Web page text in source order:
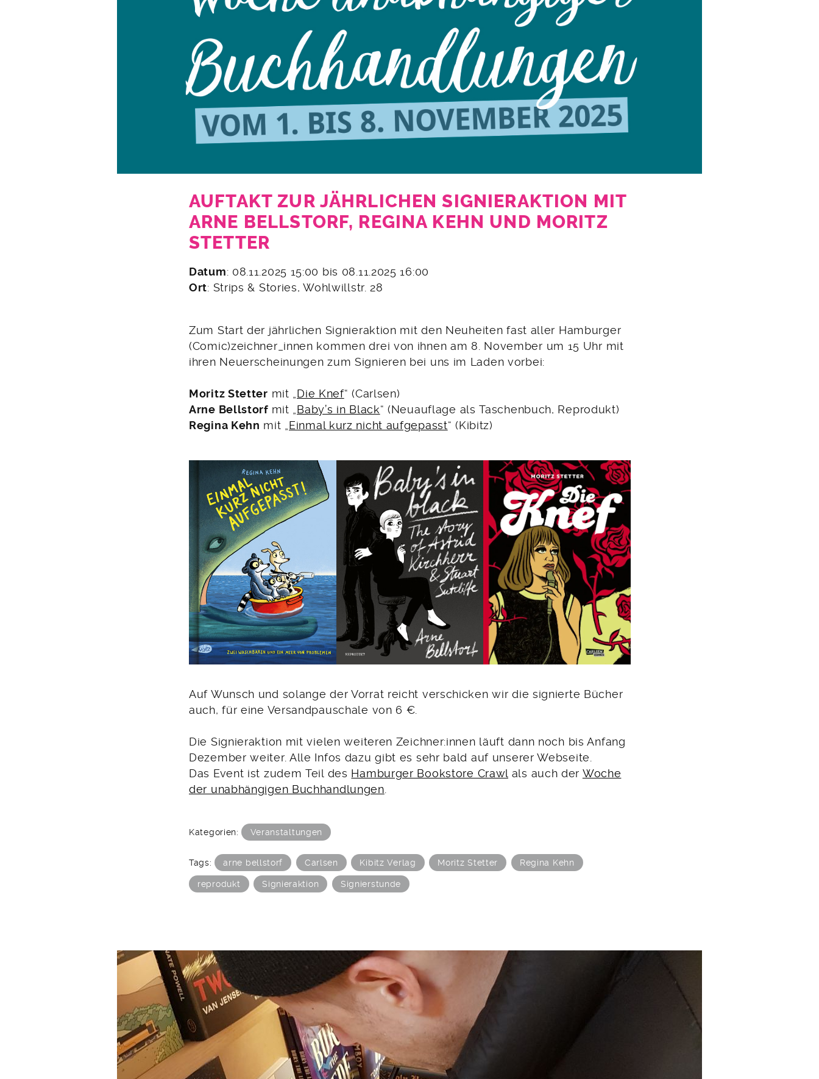
AUFTAKT ZUR JÄHRLICHEN SIGNIERAKTION MIT
ARNE BELLSTORF, REGINA KEHN UND MORITZ
STETTER
Datum: 08.11.2025 15:00 bis 08.11.2025 16:00
Ort: Strips & Stories, Wohlwillstr. 28
Zum Start der jährlichen Signieraktion mit den Neuheiten fast aller Hamburger
(Comic)zeichner_innen kommen drei von ihnen am 8. November um 15 Uhr mit
ihren Neuerscheinungen zum Signieren bei uns im Laden vorbei:
Moritz Stetter mit „ Die Knef“ (Carlsen)
Arne Bellstorf mit „ Baby’s in Black“ (Neuauflage als Taschenbuch, Reprodukt)
Regina Kehn mit „ Einmal kurz nicht aufgepasst“ (Kibitz)
Auf Wunsch und solange der Vorrat reicht verschicken wir die signierte Bücher
auch, für eine Versandpauschale von 6 €.
Die Signieraktion mit vielen weiteren Zeichner:innen läuft dann noch bis Anfang
Dezember weiter. Alle Infos dazu gibt es sehr bald auf unserer Webseite.
Das Event ist zudem Teil des Hamburger Bookstore Crawl als auch der Woche
der unabhängigen Buchhandlungen
Kategorien: Veranstaltungen
Tags: arne bellstorf Carlsen Kibitz Verlag Moritz Stetter Regina Kehn
reprodukt Signieraktion Signierstunde